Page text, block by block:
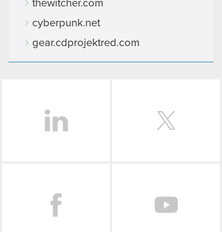
thewitcher.com
cyberpunk.net
gear.cdprojektred.com